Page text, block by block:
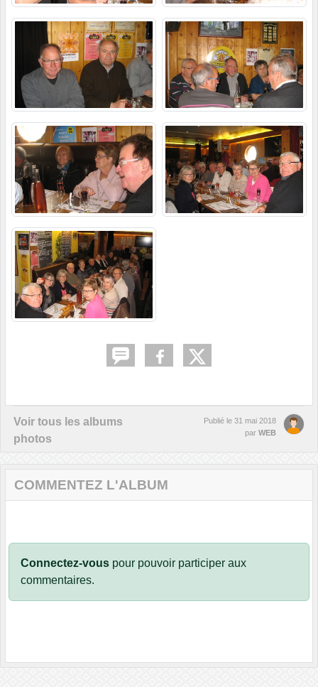
Voir tous les albums
photos
Publié le 31 mai 2018
par WEB
COMMENTEZ L'ALBUM
Connectez-vous pour pouvoir participer aux
commentaires.